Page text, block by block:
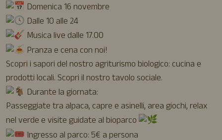
Domenica 16 novembre
Dalle 10 alle 24
Musica live dalle 17.00
Pranza e cena con noi!
Scopri i sapori del nostro agriturismo biologico: cucina e
prodotti locali. Scopri il nostro tavolo sociale.
Durante la giornata:
Passeggiate tra alpaca, capre e asinelli, area giochi, relax
nel verde e visite guidate al bioparco
Ingresso al parco: 5€ a persona